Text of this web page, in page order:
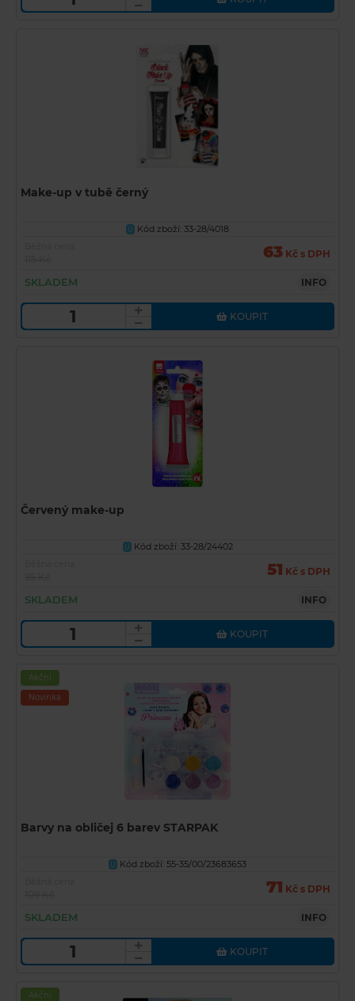
Make-up v tubě černý
U
Kód zboží: 33-28/4018
63 Kč s DPH
SKLADEM INFO
KOUPIT
Červený make-up
U Kód zboží: 33-28/24402
51 Kč s DPH
SKLADEM INFO
KOUPIT
Akční
Novinka
Barvy na obličej 6 barev STARPAK
U
Kód zboží: 55-35/00/23683653
71 Kč s DPH
SKLADEM INFO
KOUPIT
Akční